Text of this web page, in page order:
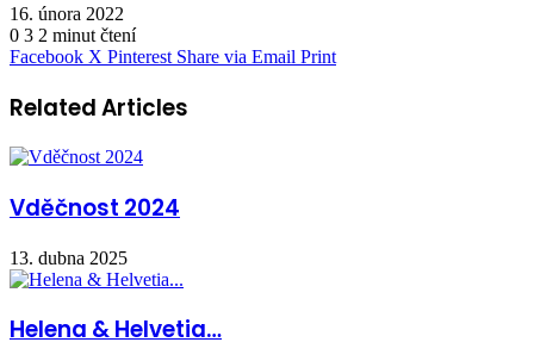
16. února 2022
0 3 2 minut čtení
Facebook X Pinterest Share via Email Print
Related Articles
Vděčnost 2024
13. dubna 2025
Helena & Helvetia…